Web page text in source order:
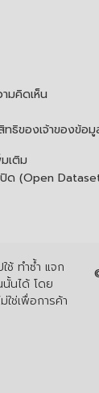
มคิดเห็น
ทธิของเจ้าของข้อ
เติม
ด (Open
ช้ ทำซ้ำ แจก
นได้ โดย
ใช่เพื่อการค้า